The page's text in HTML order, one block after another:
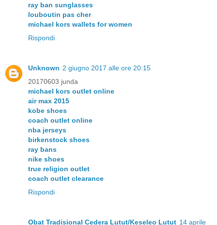
ray ban sunglasses
louboutin pas cher
michael kors wallets for women
Rispondi
Unknown 2 giugno 2017 alle ore 20:15
20170603 junda
michael kors outlet online
air max 2015
kobe shoes
coach outlet online
nba jerseys
birkenstock shoes
ray bans
nike shoes
true religion outlet
coach outlet clearance
Rispondi
Obat Tradisional Cedera Lutut/Keseleo Lutut 14 aprile